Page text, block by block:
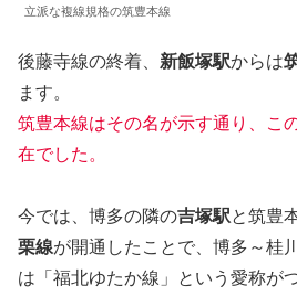
立派な複線規格の筑豊本線
後藤寺線の終着、 新飯塚駅からは
ます。
筑豊本線はその名が示す通り、こ
在でした。
今では、博多の隣の吉塚駅と筑豊
栗線が開通したことで、博多～桂
は「福北ゆたか線」という愛称が